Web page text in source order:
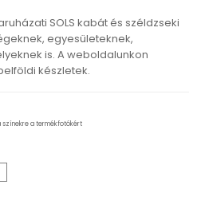
SOLS kabát és széldzseki
egyesületeknek,
is. A weboldalunkon
készletek.
színekre a termékfotókért